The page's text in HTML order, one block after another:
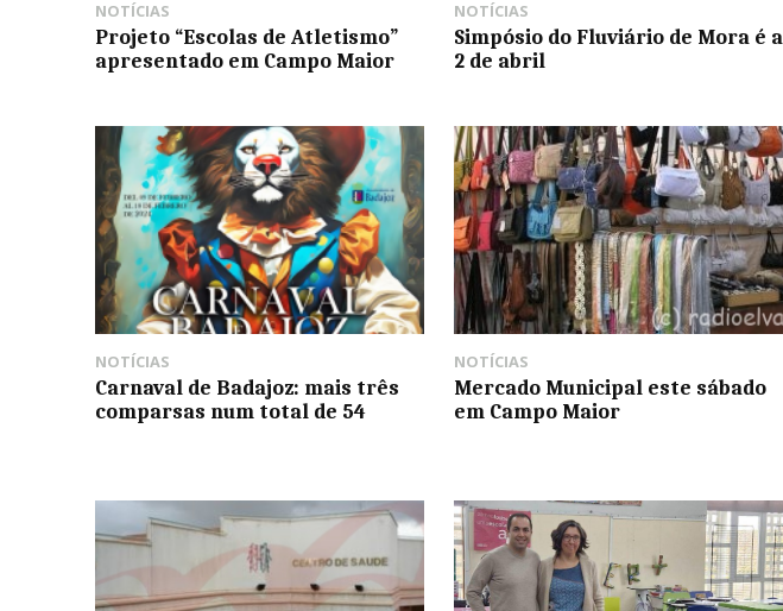
NOTÍCIAS
Projeto “Escolas de Atletismo”
apresentado em Campo Maior
NOTÍCIAS
Simpósio do Fluviário de Mora é a
2 de abril
NOTÍCIAS
Carnaval de Badajoz: mais três
comparsas num total de 54
NOTÍCIAS
Mercado Municipal este sábado
em Campo Maior